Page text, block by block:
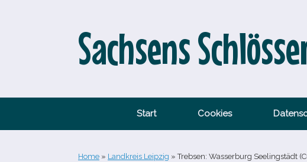
Sachsens
Start Cookies
Home » Landkreis Leipzig » Trebsen: Wasserburg Seelingstädt